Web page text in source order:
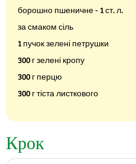
борошно пшеничне - 1 ст. л.
за смаком сіль
1 пучок зелені петрушки
300 г зелені кропу
300 г перцю
300 г тіста листкового
Крок